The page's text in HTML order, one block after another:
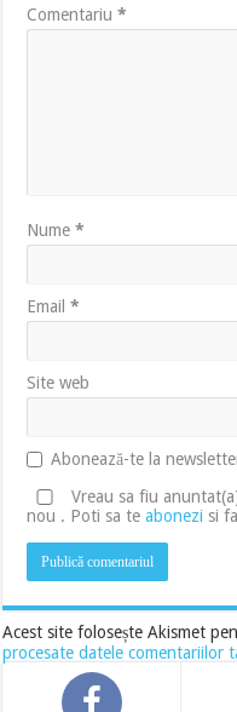
Comentariu*
Nume*
Email*
Site web
Abonează-te la
Vreau sa fiu
nou . Poti sa teabonezi si
Acest site folosește Akismet
procesate datele comentariilor